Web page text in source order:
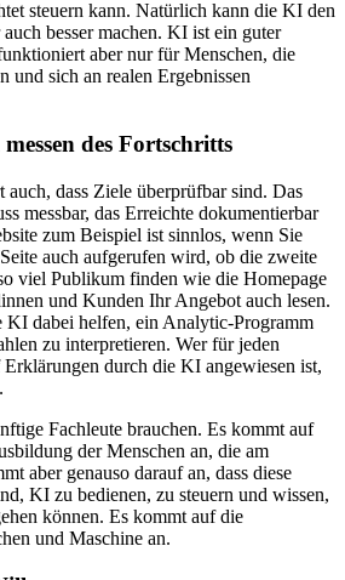
steuern kann. Natürlich kann die KI den
besser machen. KI ist ein guter
aber nur für Menschen, die
und sich an realen Ergebnissen
des Fortschritts
auch, dass Ziele überprüfbar sind. Das
messbar, das Erreichte dokumentierbar
zum Beispiel ist sinnlos, wenn Sie
auch aufgerufen wird, ob die zweite
viel Publikum finden wie die Homepage
und Kunden Ihr Angebot auch lesen.
dabei helfen, ein Analytic-Programm
zu interpretieren. Wer für jeden
durch die KI angewiesen ist,
Fachleute brauchen. Es kommt auf
der Menschen an, die am
aber genauso darauf an, dass diese
KI zu bedienen, zu steuern und wissen,
können. Es kommt auf die
und Maschine an.